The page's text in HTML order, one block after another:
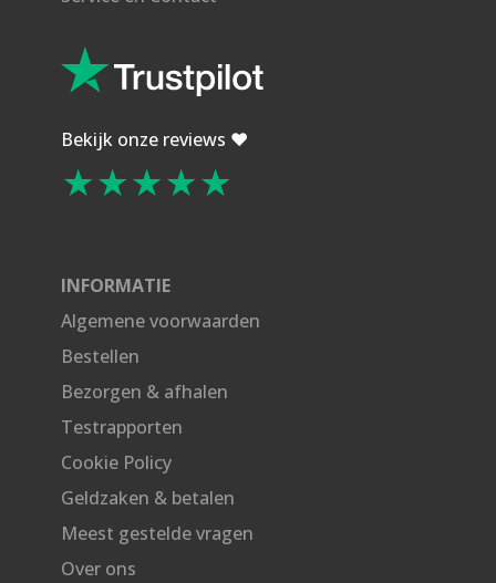
Bekijk onze reviews ❤️
★★★★★
INFORMATIE
Algemene voorwaarden
Bestellen
Bezorgen & afhalen
Testrapporten
Cookie Policy
Geldzaken & betalen
Meest gestelde vragen
Over ons